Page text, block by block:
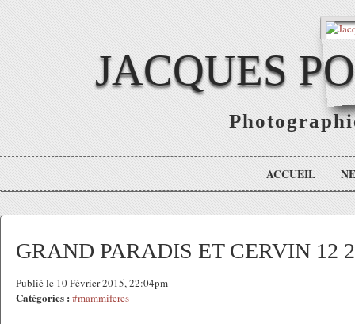
JACQUES
ACCUEIL
GRAND PARADIS ET CERVIN 12
Publié le 10 Février 2015, 22:04pm
Catégories : #mammiferes